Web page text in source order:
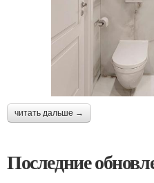
читать дальше →
Последние